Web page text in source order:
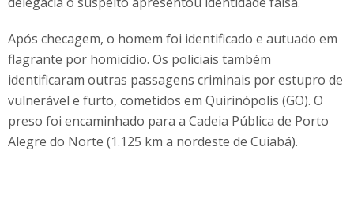
Após checagem, o homem foi identificado e autuado em
flagrante por homicídio. Os policiais também
identificaram outras passagens criminais por estupro de
vulnerável e furto, cometidos em Quirinópolis (GO). O
preso foi encaminhado para a Cadeia Pública de Porto
Alegre do Norte (1.125 km a nordeste de Cuiabá).